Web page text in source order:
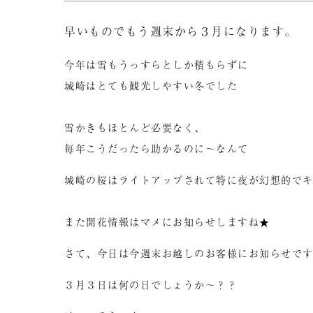
早いものでもう週末から３月になります。
今年は雪もうっすらとしか積もらずに
城崎はとても観光しやすい冬でした
雪かきもほとんど必要なく、
毎年こうだったら助かるのに～なんて
城崎の桜はライトアップされて特に夜が幻想的で
また開花情報はマメにお知らせしますね★
さて、今日は今週末お越しのお客様にお知らせです
３月３日は何の日でしょうか～？？